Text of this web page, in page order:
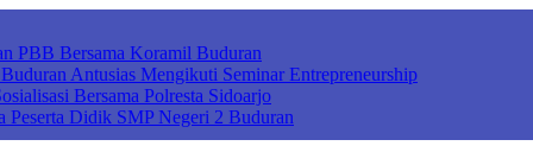
PBB Bersama Koramil Buduran
Antusias Mengikuti Seminar Entrepreneurship
Bersama Polresta Sidoarjo
Peserta Didik SMP Negeri 2 Buduran